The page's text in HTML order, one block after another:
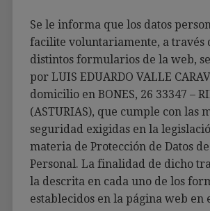
Se le informa que los datos
facilite voluntariamente, a través
distintos formularios de la web,
por LUIS EDUARDO VALLE
domicilio en BONES, 26 33347 –
(ASTURIAS), que cumple con las
seguridad exigidas en la
materia de Protección de Datos
Personal. La finalidad de dicho
la descrita en cada uno de los
establecidos en la página web en